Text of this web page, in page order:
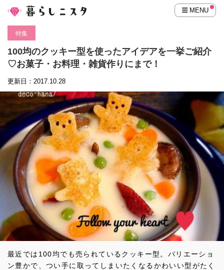
MENU
特集
100均のクッキー型を使ったアイデアを一挙ご紹介
♡お菓子・お料理・雑貨作りにまで！
更新日：2017.10.28
最近では100均でも売られているクッキー型。バリエーショ
ン豊かで、つい手に取ってしまいたくなるかわいい型がたく